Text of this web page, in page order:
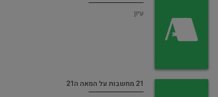
עיון
21 מחשבות על המאה ה21